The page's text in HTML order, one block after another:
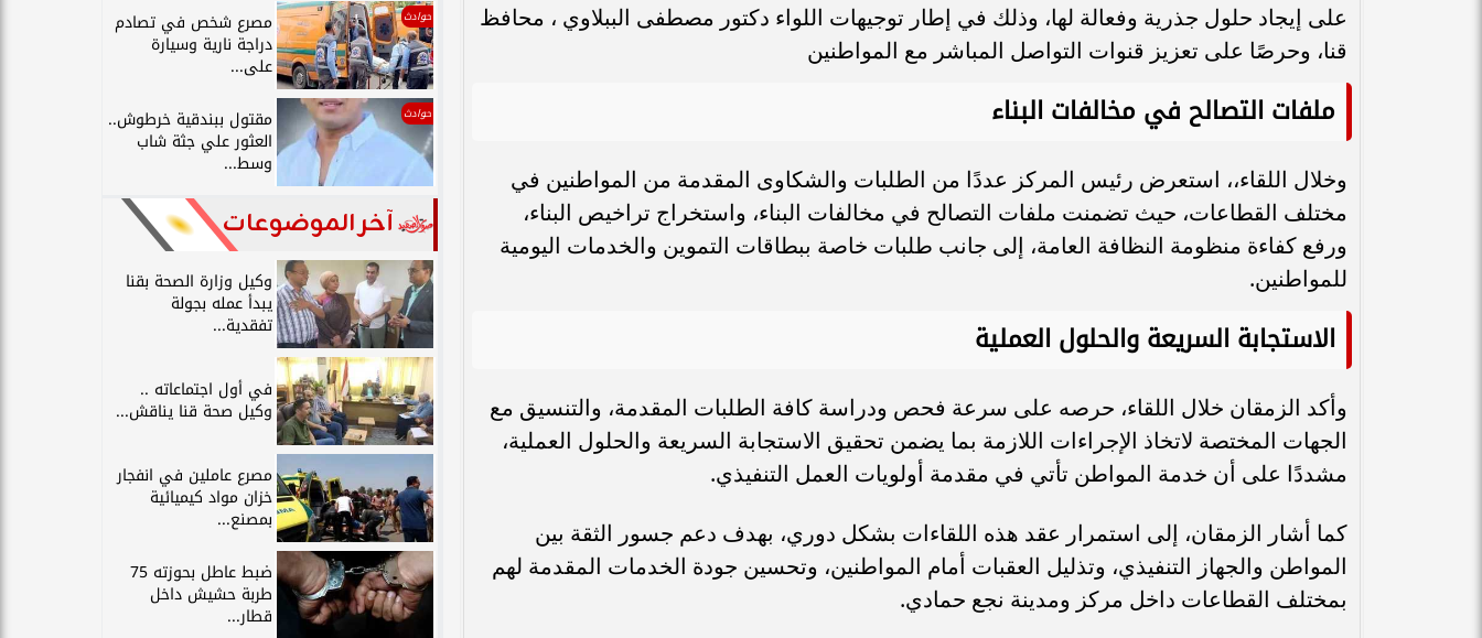
على إيجاد حلول جذرية وفعالة لها، وذلك في إطار توجيهات اللواء دكتور مصطفى الببلاوي ، محافظ
قنا، وحرصًا على تعزيز قنوات التواصل المباشر مع المواطنين
ملفات التصالح في مخالفات البناء
وخلال اللقاء،، استعرض رئيس المركز عددًا من الطلبات والشكاوى المقدمة من المواطنين في
مختلف القطاعات، حيث تضمنت ملفات التصالح في مخالفات البناء، واستخراج تراخيص البناء،
ورفع كفاءة منظومة النظافة العامة، إلى جانب طلبات خاصة ببطاقات التموين والخدمات اليومية
للمواطنين.
الاستجابة السريعة والحلول العملية
وأكد الزمقان خلال اللقاء، حرصه على سرعة فحص ودراسة كافة الطلبات المقدمة، والتنسيق مع
الجهات المختصة لاتخاذ الإجراءات اللازمة بما يضمن تحقيق الاستجابة السريعة والحلول العملية،
مشددًا على أن خدمة المواطن تأتي في مقدمة أولويات العمل التنفيذي.
كما أشار الزمقان، إلى استمرار عقد هذه اللقاءات بشكل دوري، بهدف دعم جسور الثقة بين
المواطن والجهاز التنفيذي، وتذليل العقبات أمام المواطنين، وتحسين جودة الخدمات المقدمة لهم
بمختلف القطاعات داخل مركز ومدينة نجع حمادي.
حوادث مصرع شخص في تصادم
دراجة نارية وسيارة
على...
حوادث مقتول ببندقية خرطوش..
العثور علي جثة شاب
وسط...
آخر الموضوعات
وكيل وزارة الصحة بقنا
يبدأ عمله بجولة
تفقدية...
في أول اجتماعاته ..
وكيل صحة قنا يناقش...
مصرع عاملين في انفجار
خزان مواد كيميائية
بمصنع...
ضبط عاطل بحوزته 75
طربة حشيش داخل
قطار...